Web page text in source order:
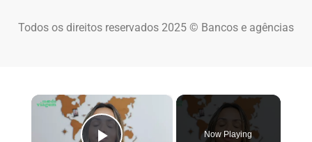
Todos os direitos reservados 2025 © Bancos e agências
×
Now Playing